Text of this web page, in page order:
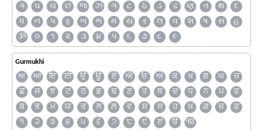
ગ
ઘ ચ છ જ ઝ ઞ ટ ઠ ડ ઢ ણ ત થ
દ
ધ
ન પ ફ બ ભ મ ય ર લ વ શ ષ સ
હ
ૐ
૦ ૧ ૨ ૩ ૪ ૫ ૬ ૭ ૮ ૯
Gurmukhi
ਅ ਆ ਇ ਈ ਉ ਊ ਏ ਐ ਓ ਔ ਕ ਖ ਗ ਘ
ਚ
ਛ
ਜ ਝ ਟ ਠ ਡ ਢ ਣ ਤ ਥ ਦ ਧ ਨ ਪ
ਫ
ਬ
ਭ ਮ ਯ ਰ ਲ ਲ਼ ਵ ਸ਼ ਸ ਹ ਖ਼ ਗ਼ ਜ਼
ਫ਼
੧
੨ ੩ ੪ ੫ ੬ ੭ ੮ ੯ ੲ ੳ ੴ